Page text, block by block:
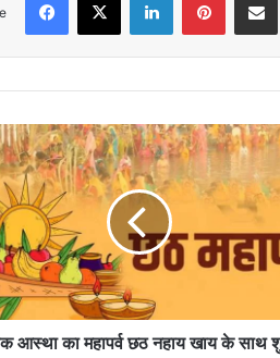
आस्था का महापर्व छठ नहाय खाय के साथ